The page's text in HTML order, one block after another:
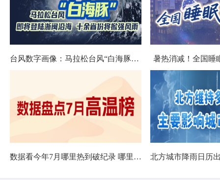
台风数字画像：马拉松台风“白海豚”将影响十余省份 暑热消减！全国睡
数据看今年7月哪里热到破纪录 哪里暑热连轴转